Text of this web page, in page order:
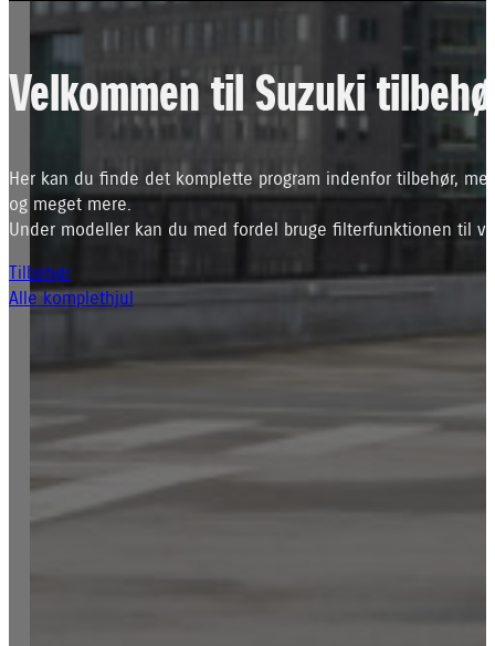
Velkommen til Suzuki
Her kan du finde det komplette program indenfor tilbehør,
og meget mere.
Under modeller kan du med fordel bruge filterfunktionen til
Tilbehør
Alle komplethjul